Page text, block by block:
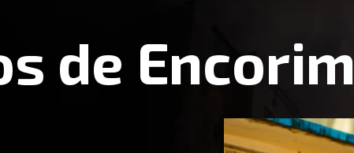
de Encorim